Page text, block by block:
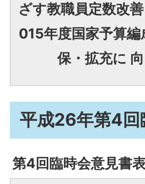
ざす教職員定数改
015年度国家予算
保・拡充に
平成26年第4回
第4回臨時会意見書